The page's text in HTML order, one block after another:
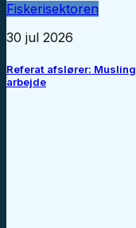
Fiskerisektoren
30 jul 2026
Referat afslører:
arbejde